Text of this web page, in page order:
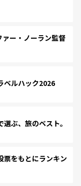
ー・ノーラン監督
ルハック2026
ぶ、旅のベスト。
をもとにランキン